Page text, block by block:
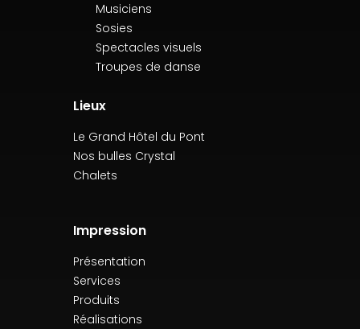
Musiciens
Sosies
Spectacles visuels
Troupes de danse
Lieux
Le Grand Hôtel du Pont
Nos bulles Crystal
Chalets
Impression
Présentation
Services
Produits
Réalisations